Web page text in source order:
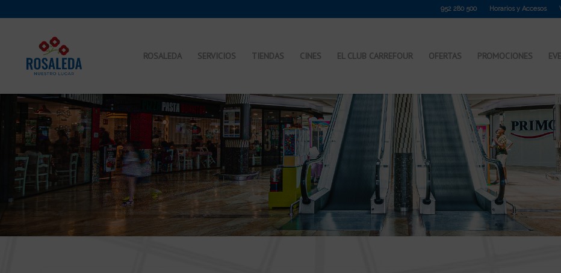
952 280 500 Horarios y Accesos
ROSALEDA SERVICIOS TIENDAS CINES EL CLUB CARREFOUR OFERTAS PROMOCIONES